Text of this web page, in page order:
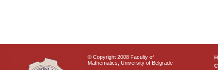
© Copyright 2008 Faculty of
Mathematics, University of Belgrade